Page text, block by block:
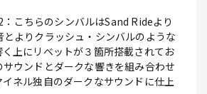
こちらのシンバルはSand Rideより
よりクラッシュ・シンバルのような
上にリベットが３箇所搭載されてお
サウンドとダークな響きを組み合わせ
ネル独自のダークなサウンドに仕上